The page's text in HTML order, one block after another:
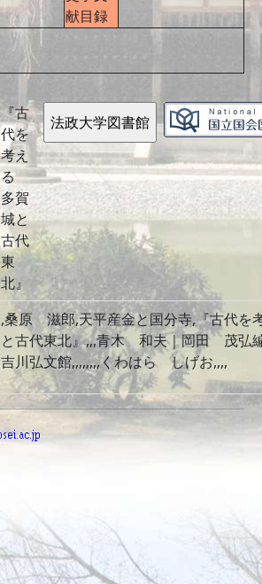
献目録
『古
代を
考え
る
多賀
城と
古代
東
北』
,桑原 滋郎,天平産金と国分寺,『古代を
と古代東北』,,,青木 和夫｜岡田 茂弘
吉川弘文館,,,,,,,,くわはら しげお,,,,